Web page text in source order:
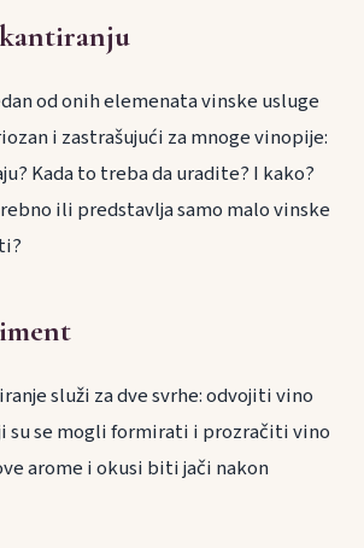
od onih elemenata vinske usluge
i zastrašujući za mnoge vinopije:
Kada to treba da uradite? I kako?
ili predstavlja samo malo vinske
služi za dve svrhe: odvojiti vino
su se mogli formirati i prozračiti vino
arome i okusi biti jači nakon